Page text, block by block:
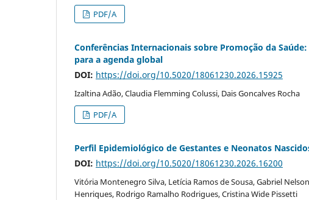
PDF/A
Conferências Internacionais sobre Promoção da
para a agenda global
DOI: https://doi.org/10.5020/18061230.2026.15925
Izaltina Adão, Claudia Flemming Colussi, Dais Goncalves Rocha
PDF/A
Perfil Epidemiológico de Gestantes e Neonatos
DOI: https://doi.org/10.5020/18061230.2026.16200
Vitória Montenegro Silva, Letícia Ramos de Sousa, Gabriel
Henriques, Rodrigo Ramalho Rodrigues, Cristina Wide Pissetti